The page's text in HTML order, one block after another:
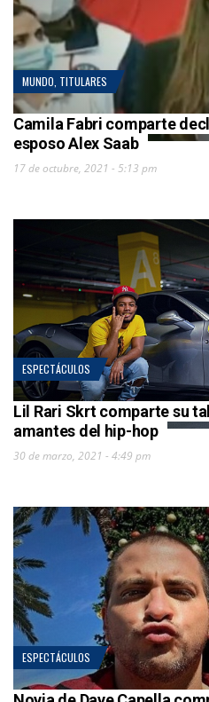
MUNDO TITULARES
Camila Fabri comparte
esposo Alex Saab
17 de octubre, 2021 - 5:13 pm
ESPECTÁCULOS
Lil Rari Skrt comparte su
amantes del hip-hop
30 de marzo, 2021 - 4:49 pm
ESPECTÁCULOS